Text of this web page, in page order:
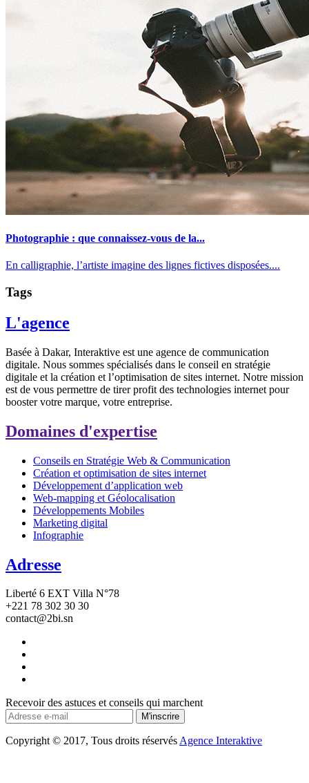
Photographie : que connaissez-vous de la...
En calligraphie, l’artiste imagine des lignes fictives disposées....
Tags
L'agence
Basée à Dakar, Interaktive est une agence de communication
digitale. Nous sommes spécialisés dans le conseil en stratégie
digitale et la création et l’optimisation de sites internet. Notre mission
est de vous permettre de tirer profit des technologies internet pour
booster votre marque, votre entreprise.
Domaines d'expertise
Conseils en Stratégie Web & Communication
Création et optimisation de sites internet
Développement d’application web
Web-mapping et Géolocalisation
Développements Mobiles
Marketing digital
Infographie
Adresse
Liberté 6 EXT Villa N°78
+221 78 302 30 30
contact@2bi.sn
Recevoir des astuces et conseils qui marchent
Copyright © 2017, Tous droits réservésAgence Interaktive